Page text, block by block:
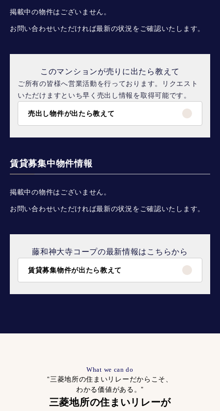
掲載中の物件はございません。
お問い合わせいただければ最新の状況をご確認いたします。
このマンションが売りに出たら教えて
ご所有の皆様へ営業活動を行っております。リクエスト
いただけますといち早く売出し情報を取得可能です。
売出し物件が出たら教えて
賃貸募集中物件情報
掲載中の物件はございません。
お問い合わせいただければ最新の状況をご確認いたします。
藤和神大寺コープの最新情報はこちらから
賃貸募集物件が出たら教えて
What we can do
“三菱地所の住まいリレーだからこそ、
わかる価値がある。”
三菱地所の住まいリレーが